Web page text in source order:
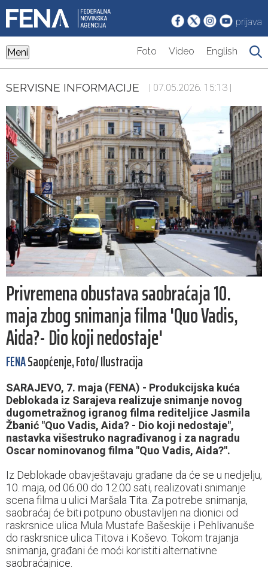
prijava
Meni Foto Video English
SERVISNE INFORMACIJE | 07.05.2026. 15:13 |
Privremena obustava saobraćaja 10.
maja zbog snimanja filma 'Quo Vadis,
Aida?- Dio koji nedostaje'
FENASaopćenje, Foto/ Ilustracija
SARAJEVO, 7. maja (FENA) - Produkcijska kuća
Deblokada iz Sarajeva realizuje snimanje novog
dugometražnog igranog filma rediteljice Jasmila
Žbanić "Quo Vadis, Aida? - Dio koji nedostaje",
nastavka višestruko nagrađivanog i za nagradu
Oscar nominovanog filma "Quo Vadis, Aida?".
Iz Deblokade obavještavaju građane da će se u nedjelju,
10. maja, od 06.00 do 12.00 sati, realizovati snimanje
scena filma u ulici Maršala Tita. Za potrebe snimanja,
saobraćaj će biti potpuno obustavljen na dionici od
raskrsnice ulica Mula Mustafe Bašeskije i Pehlivanuše
do raskrsnice ulica Titova i Koševo. Tokom trajanja
snimanja, građani će moći koristiti alternativne
saobraćajnice.